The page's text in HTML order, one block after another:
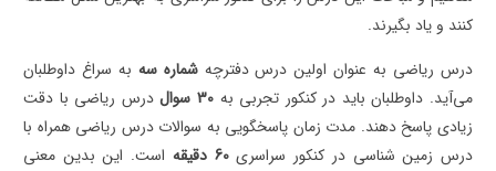
کنند و یاد بگیرند.
درس ریاضی به عنوان اولین درس دفترچه شماره سه به سراغ داوطلبان
می‌آید. داوطلبان باید در کنکور تجربی به30 سوال
درس ریاضی با دقت
زیادی پاسخ دهند. مدت زمان پاسخگویی به سوالات درس ریاضی همراه با
درس زمین شناسی در کنکور سراسری60 دقیقه
است. این بدین معنی